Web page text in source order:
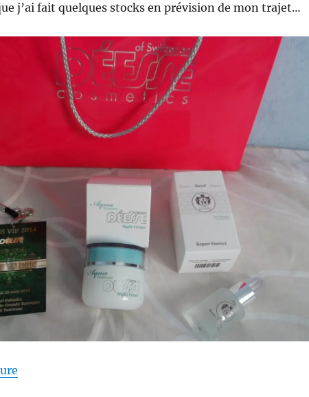
j’ai fait quelques stocks en prévision de mon trajet…
de « Shopping # 201 : Avant de rentrer… »